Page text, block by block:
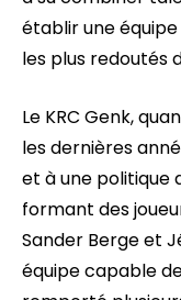
établir une équipe
les plus redoutés
Le KRC Genk,
les dernières
et à une politique
formant des
Sander Berge et
équipe capable